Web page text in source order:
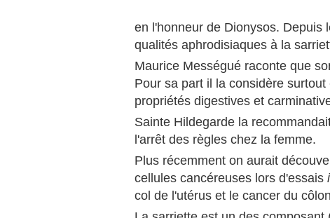
en l'honneur de Dionysos. Depuis
qualités aphrodisiaques à la
Maurice Mességué raconte que
Pour sa part il la considère
propriétés digestives et
Sainte Hildegarde la
l'arrêt des règles chez la femme.
Plus récemment on aurait
cellules cancéreuses lors d'essais
col de l'utérus et le cancer du côlon